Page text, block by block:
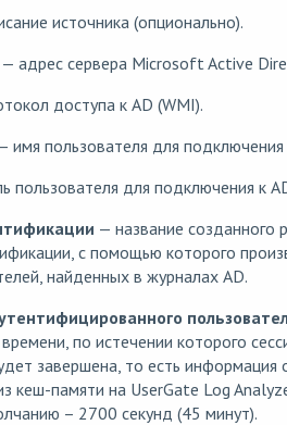
источника (опционально).
— адрес сервера Microsoft Active
доступа к AD (WMI).
имя пользователя для подключения
пользователя для подключения к
— название созданного
с помощью которого
найденных в журналах AD.
по истечении которого
завершена, то есть информация
кеш-памяти на UserGate Log
– 2700 секунд (45 минут).